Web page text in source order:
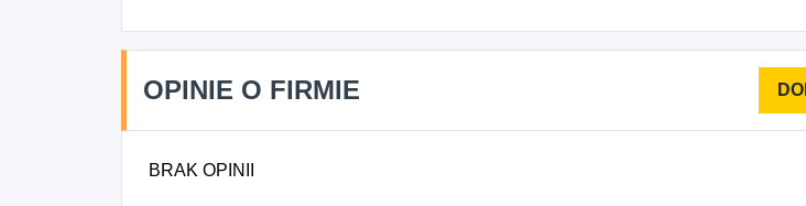
OPINIE O FIRMIE
BRAK OPINII